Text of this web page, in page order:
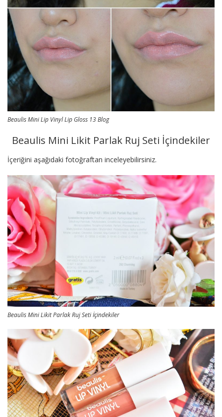
Beaulis Mini Lip Vinyl Lip Gloss 13 Blog
Beaulis Mini Likit Parlak Ruj Seti İçindekiler
İçeriğini aşağıdaki fotoğraftan inceleyebilirsiniz.
Beaulis Mini Likit Parlak Ruj Seti İçindekiler